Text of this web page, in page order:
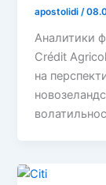
apostolidi/
Аналитики
Crédit
на